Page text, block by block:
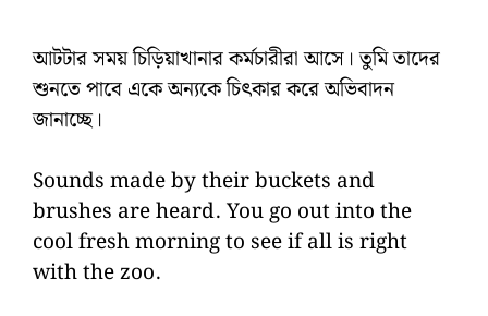
আটটার সময় চিড়িয়াখানার কর্মচারীরা আসে। তুমি তাদের
শুনতে পাবে একে অন্যকে চিৎকার করে অভিবাদন
জানাচ্ছে।
Sounds made by their buckets and
brushes are heard. You go out into the
cool fresh morning to see if all is right
with the zoo.